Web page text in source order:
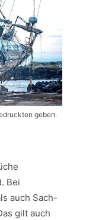
geben.
Bei
auch Sach-
gilt auch